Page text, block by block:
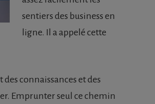
sentiers des business en
ligne. Il a appelé cette
connaissances et des
Emprunter seul ce chemin